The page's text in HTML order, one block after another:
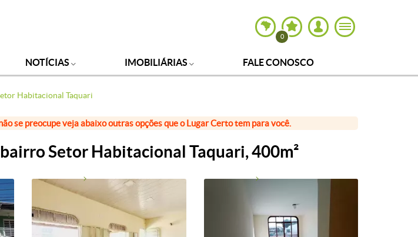
0
NOTÍCIAS IMOBILIÁRIAS FALE CONOSCO
Habitacional Taquari
se preocupe veja abaixo outras opções que o Lugar Certo tem para você.
Setor Habitacional Taquari, 400m²